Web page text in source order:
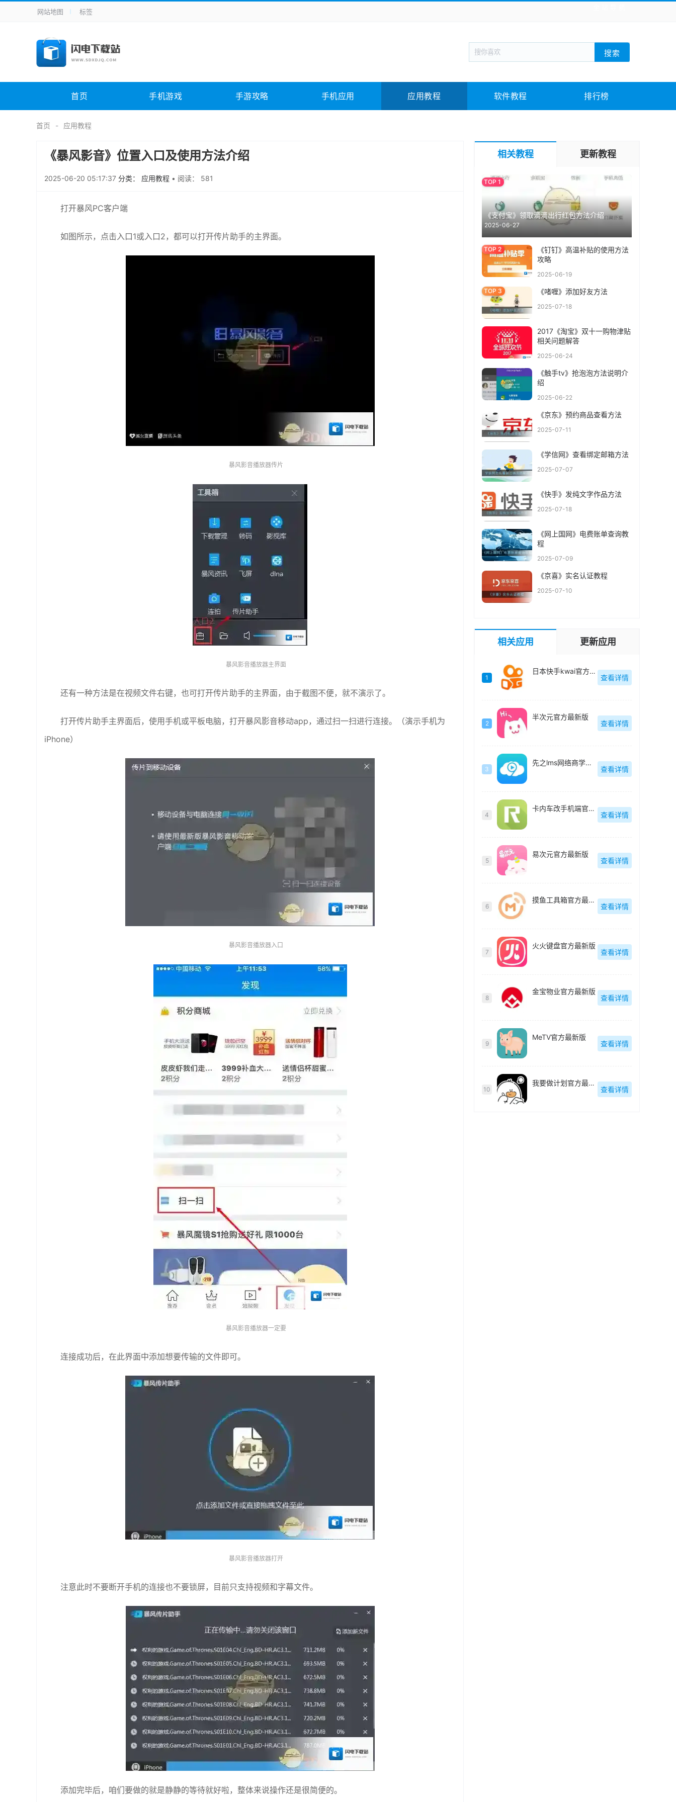
手机应用 新闻阅读 旅游出行 生活实用
手机游戏 H5游戏 回合网游 战棋游戏 枪战射击
电脑软件 其它类别 图形软件 安全相关 应用软件 影音软件 插件下载 教育教学 游戏娱乐 系统软件 素材下载
未分类 综合其它
网站地图 标签
搜索
首页 手机游戏 手游攻略 手机应用 应用教程 软件教程 排行榜
首页 应用教程
《暴风影音》位置入口及使用方法介绍
2025-06-20 05:17:37 分类： 应用教程 • 阅读： 581
打开暴风PC客户端
如图所示，点击入口1或入口2，都可以打开传片助手的主界面。
暴风影音播放器传片
暴风影音播放器主界面
还有一种方法是在视频文件右键，也可打开传片助手的主界面，由于截图不便，就不演示了。
打开传片助手主界面后，使用手机或平板电脑，打开暴风影音移动app，通过扫一扫进行连接。（演示手机为
iPhone）
暴风影音播放器入口
暴风影音播放器一定要
连接成功后，在此界面中添加想要传输的文件即可。
暴风影音播放器打开
注意此时不要断开手机的连接也不要锁屏，目前只支持视频和字幕文件。
添加完毕后，咱们要做的就是静静的等待就好啦，整体来说操作还是很简便的。
相关教程 更新教程
《支付宝》领取滴滴出行红包方法介绍
2025-06-27
《钉钉》高温补贴的使用方法
攻略
2025-06-19
《啫喱》添加好友方法
2025-07-18
2017《淘宝》双十一购物津贴
相关问题解答
2025-06-24
《触手tv》抢泡泡方法说明介
绍
2025-06-22
《京东》预约商品查看方法
2025-07-11
《学信网》查看绑定邮箱方法
2025-07-07
《快手》发纯文字作品方法
2025-07-18
《网上国网》电费账单查询教
程
2025-07-09
《京喜》实名认证教程
2025-07-10
相关应用 更新应用
1
日本快手kwai官方最新版
查看详情
2
半次元官方最新版
查看详情
3
先之lms网络商学院最新版
查看详情
4
卡内车改手机端官方最新版
查看详情
5
易次元官方最新版
查看详情
6
摸鱼工具箱官方最新版
查看详情
7
火火键盘官方最新版
查看详情
8
金宝物业官方最新版
查看详情
9
MeTV官方最新版
查看详情
10
我要做计划官方最新版
查看详情